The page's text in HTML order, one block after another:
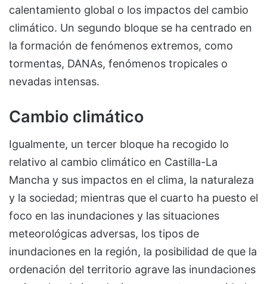
calentamiento global o los impactos del cambio
climático. Un segundo bloque se ha centrado en
la formación de fenómenos extremos, como
tormentas, DANAs, fenómenos tropicales o
nevadas intensas.
Cambio climático
Igualmente, un tercer bloque ha recogido lo
relativo al cambio climático en Castilla-La
Mancha y sus impactos en el clima, la naturaleza
y la sociedad; mientras que el cuarto ha puesto el
foco en las inundaciones y las situaciones
meteorológicas adversas, los tipos de
inundaciones en la región, la posibilidad de que la
ordenación del territorio agrave las inundaciones